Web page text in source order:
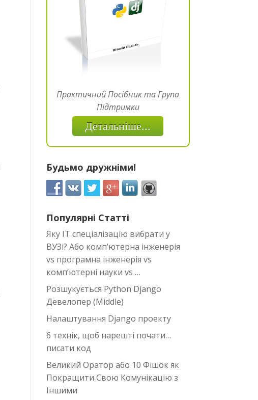
Практичний Посібник та Група
Підтримки
Детальніше...
Будьмо дружніми!
Популярні Статті
Яку IT спеціалізацію вибрати у
ВУЗі? Або комп’ютерна інженерія
vs програмна інженерія vs
комп’ютерні науки vs …
Розшукується Python Django
Девелопер (Middle)
Налаштування Django проекту
6 технік, щоб нарешті почати…
писати код
Великий Оратор або 10 Фішок як
Покращити Свою Комунікацію з
Іншими